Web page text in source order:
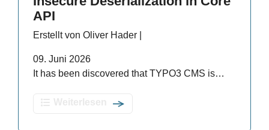
API
Erstellt von Oliver Hader |
09. Juni 2026
It has been discovered that TYPO3 CMS is…